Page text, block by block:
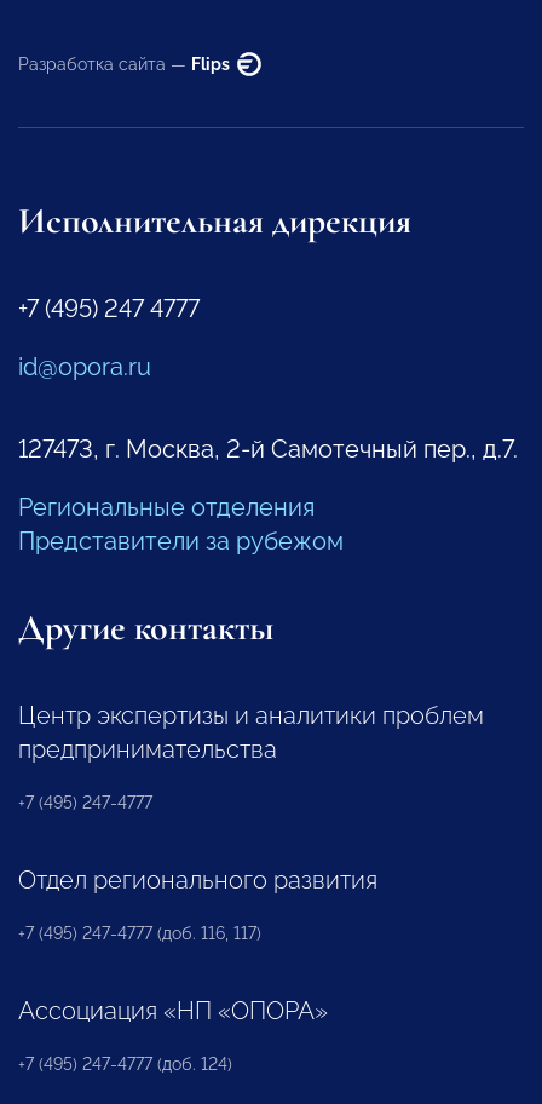
Разработка сайта — Flips
Исполнительная дирекция
+7 (495) 247 4777
id@opora.ru
127473, г. Москва, 2-й Самотечный пер., д.7.
Региональные отделения
Представители за рубежом
Другие контакты
Центр экспертизы и аналитики проблем
предпринимательства
+7 (495) 247-4777
Отдел регионального развития
+7 (495) 247-4777 (доб. 116, 117)
Ассоциация «НП «ОПОРА»
+7 (495) 247-4777 (доб. 124)